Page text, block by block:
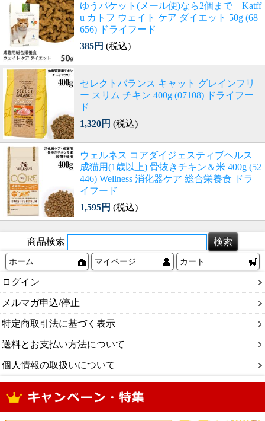
ゆうパケット(メール便)なら2個まで Katff
u カトフ ウェイト ケア ダイエット 50g (68
656) ドライフード
385円 (税込)
セレクトバランス キャット グレインフリ
ー スリム チキン 400g (07108) ドライフー
ド
1,320円 (税込)
ウェルネス コアダイジェスティブヘルス
成猫用(1歳以上) 骨抜きチキン＆米 400g (52
446) Wellness 消化器ケア 総合栄養食 ドラ
イフード
1,595円 (税込)
商品検索
ホーム マイページ カート
ログイン
メルマガ申込/停止
特定商取引法に基づく表示
送料とお支払い方法について
個人情報の取扱いについて